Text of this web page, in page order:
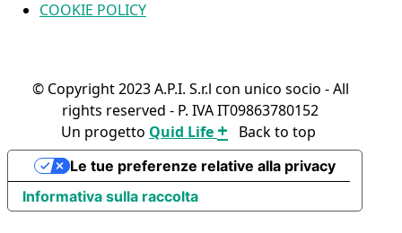
COOKIE POLICY
© Copyright 2023 A.P.I. S.r.l con unico socio - All
rights reserved - P. IVA IT09863780152
Un progetto Quid Life+ Back to top
FIND YOUR PRODUCT
Informativa sulla raccolta
Le tue preferenze relative alla privacy